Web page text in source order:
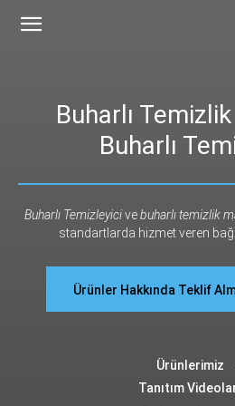
Buharlı
Buharlı
Buharlı Temizleyicivebuharlı temizlik
standartlarda hizmet veren
Ürünler Hakkında Teklif
Ürünlerimiz
Tanıtım